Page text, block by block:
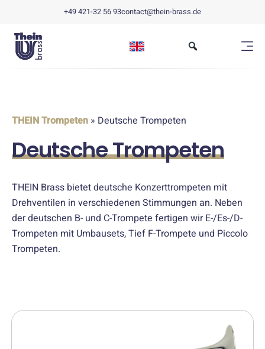
+49 421-32 56 93contact@thein-brass.de
THEIN Trompeten » Deutsche Trompeten
Deutsche Trompeten
THEIN Brass bietet deutsche Konzerttrompeten mit
Drehventilen in verschiedenen Stimmungen an. Neben
der deutschen B- und C-Trompete fertigen wir E-/Es-/D-
Trompeten mit Umbausets, Tief F-Trompete und Piccolo
Trompeten.